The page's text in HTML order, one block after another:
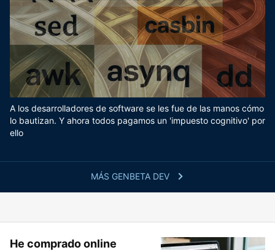
MÁS GENBETA DEV
A los desarrolladores de software se les fue de las manos cómo
lo bautizan. Y ahora todos pagamos un 'impuesto cognitivo' por
ello
He comprado online